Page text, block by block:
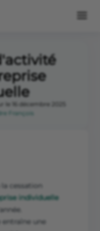
le 16 décembre 2025
François
cessation
individuelle
entraîne une